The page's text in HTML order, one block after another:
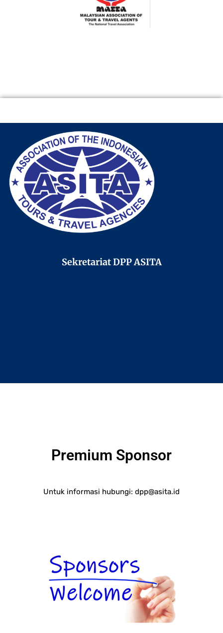
Sekretariat DPP ASITA
Premium Sponsor
Untuk informasi hubungi: dpp@asita.id